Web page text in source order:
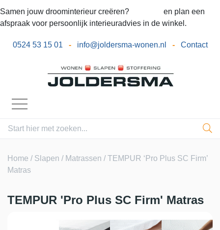
Samen jouw droominterieur creëren?
en plan een
afspraak voor persoonlijk interieuradvies in de winkel.
0524 53 15 01 - info@joldersma-wonen.nl - Contact
Home / Slapen / Matrassen / TEMPUR ‘Pro Plus SC Firm’
Matras
TEMPUR 'Pro Plus SC Firm' Matras